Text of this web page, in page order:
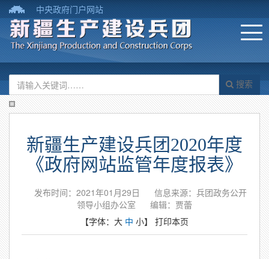
中央政府门户网站
搜索
新疆生产建设兵团2020年度
《政府网站监管年度报表》
发布时间：2021年01月29日
信息来源：兵团政务公开
领导小组办公室
编辑：贾蕾
【字体： 大 中 小】 打印本页